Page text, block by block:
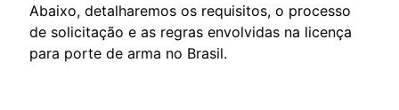
Abaixo, detalharemos os requisitos, o processo
de solicitação e as regras envolvidas na licença
para porte de arma no Brasil.